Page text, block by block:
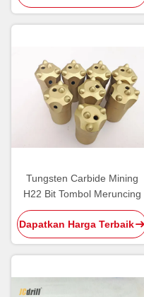
Tungsten Carbide Mining
H22 Bit Tombol Meruncing
Dapatkan Harga Terbaik